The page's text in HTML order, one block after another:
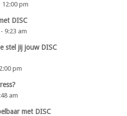
pm
DISC
9:23 am
stel jij jouw DISC
pm
am
met DISC